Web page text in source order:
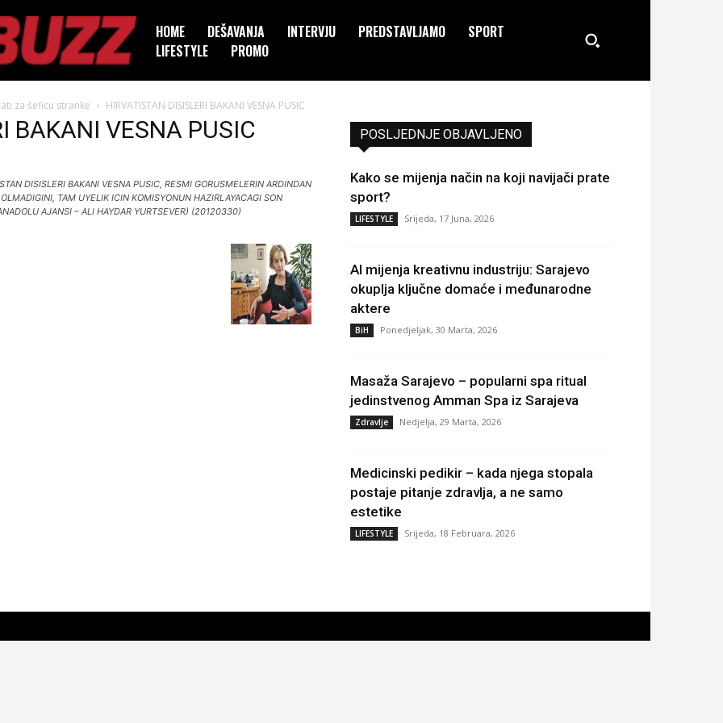
HOME DEŠAVANJA INTERVJU PREDSTAVLJAMO
SPORT
LIFESTYLE
PROMO
za šeficu stranke HIRVATISTAN DISISLERI BAKANI VESNA PUSIC
BAKANI VESNA PUSIC
DISISLERI BAKANI VESNA PUSIC, RESMI GORUSMELERIN ARDINDAN
TAM UYELIK ICIN KOMISYONUN HAZIRLAYACAGI SON
AJANSI – ALI HAYDAR YURTSEVER) (20120330)
POSLJEDNJE OBJAVLJENO
Kako se mijenja način na koji navijači prate
sport?
LIFESTYLE Srijeda, 17 Juna, 2026
AI mijenja kreativnu industriju: Sarajevo
okuplja ključne domaće i međunarodne
aktere
BiH Ponedjeljak, 30 Marta, 2026
Masaža Sarajevo – popularni spa ritual
jedinstvenog Amman Spa iz Sarajeva
Zdravlje Nedjelja, 29 Marta, 2026
Medicinski pedikir – kada njega stopala
postaje pitanje zdravlja, a ne samo
estetike
LIFESTYLE Srijeda, 18 Februara, 2026